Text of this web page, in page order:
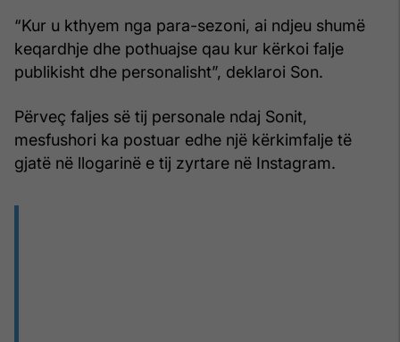
“Kur u kthyem nga para-sezoni, ai ndjeu shumë
keqardhje dhe pothuajse qau kur kërkoi falje
publikisht dhe personalisht”, deklaroi Son.
Përveç faljes së tij personale ndaj Sonit,
mesfushori ka postuar edhe një kërkimfalje të
gjatë në llogarinë e tij zyrtare në Instagram.